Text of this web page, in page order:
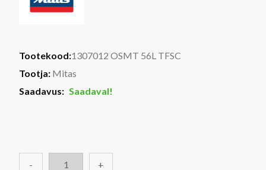
Tootekood:1307012 OSMT 56L TFSC
Tootja: Mitas
Saadavus: Saadaval!
- +